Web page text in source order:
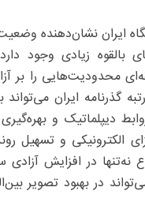
ایران نشان‌دهنده
بالقوه زیادی وجود
محدودیت‌هایی را بر
گذرنامه ایران
دیپلماتیک و
الکترونیکی و تسهیل
در افزایش آزادی
در بهبود تصویر